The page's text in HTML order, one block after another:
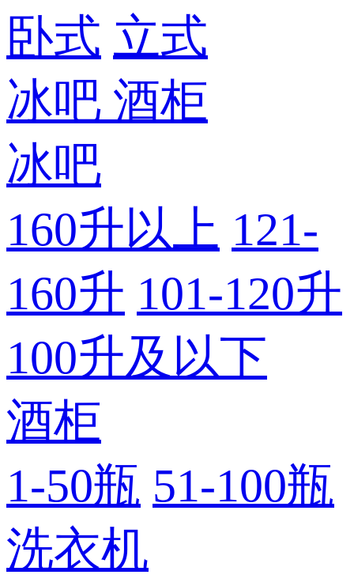
卧式 立式
冰吧 酒柜
冰吧
160升以上 121-
160升 101-120升
100升及以下
酒柜
1-50瓶 51-100瓶
洗衣机